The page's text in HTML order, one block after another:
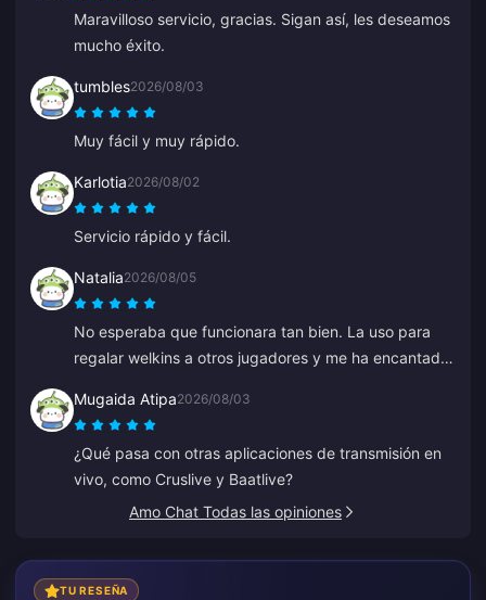
Maravilloso servicio, gracias. Sigan así, les deseamos
mucho éxito.
tumbles2026/08/03
Muy fácil y muy rápido.
Karlotia2026/08/02
Servicio rápido y fácil.
Natalia2026/08/05
No esperaba que funcionara tan bien. La uso para
regalar welkins a otros jugadores y me ha encantado
es rápido. Si quieres regalar algo a alguien, esta es
una gran plataforma.
Mugaida Atipa2026/08/03
¿Qué pasa con otras aplicaciones de transmisión en
vivo, como Cruslive y Baatlive?
Amo Chat Todas las opiniones
TU RESEÑA